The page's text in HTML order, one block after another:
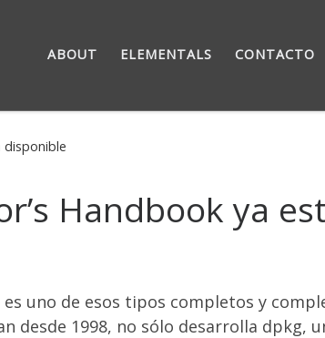
ABOUT ELEMENTALS CONTACTO
disponible
Handbook ya
es uno de esos tipos completos y
desde 1998, no sólo desarrolla dpkg,